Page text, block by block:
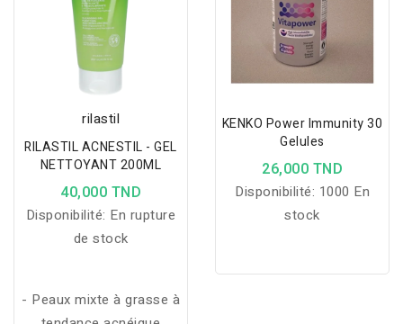
rilastil
RILASTIL ACNESTIL - GEL
NETTOYANT 200ML
40,000 TND
Disponibilité: En rupture
de stock
- Peaux mixte à grasse à
KENKO Power Immunity 30
Gelules
26,000 TND
Disponibilité: 1000 En
stock